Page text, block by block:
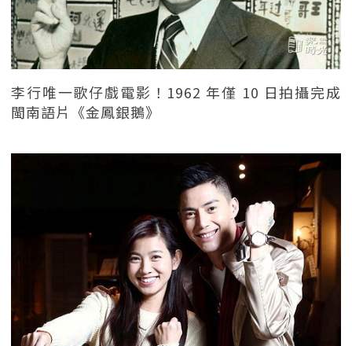
李行唯一歌仔戲電影！1962 年僅 10 日拍攝完成
閩南語片《金鳳銀鵝》